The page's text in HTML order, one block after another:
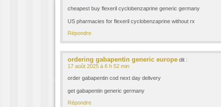
cheapest buy flexeril cyclobenzaprine generic germany
US pharmacies for flexeril cyclobenzaprine without rx
Répondre
ordering gabapentin generic europe dit :
17 août 2025 à 6 h 52 min
order gabapentin cod next day delivery
get gabapentin generic germany
Répondre